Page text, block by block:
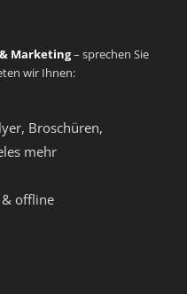
Marketing– sprechen Sie
wir Ihnen:
Broschüren,
mehr
offline